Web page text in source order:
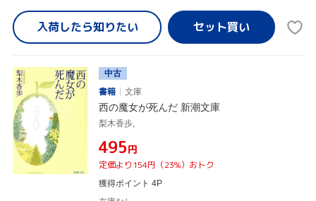
入荷したら知りたい
中古
書籍
文庫
西の魔女が死んだ 新潮文庫
梨木香歩,
¥495円
定価より154円（23%）おトク
獲得ポイント 4P